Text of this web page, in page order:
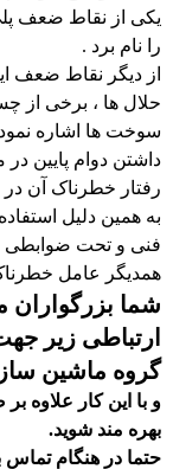
یکی از نقاط ضعف
را نام برد .
از دیگر نقاط ضعف
حلال ها ، برخی از
سوخت ها اشاره
داشتن دوام پایین
رفتار خطرناک آن
به همین دلیل
فنی و تحت ضوابطی
همدیگر عامل
شما بزرگواران
ارتباطی زیر
گروه ماشین
و با این کار علاوه
بهره مند شوید.
حتما در هنگام